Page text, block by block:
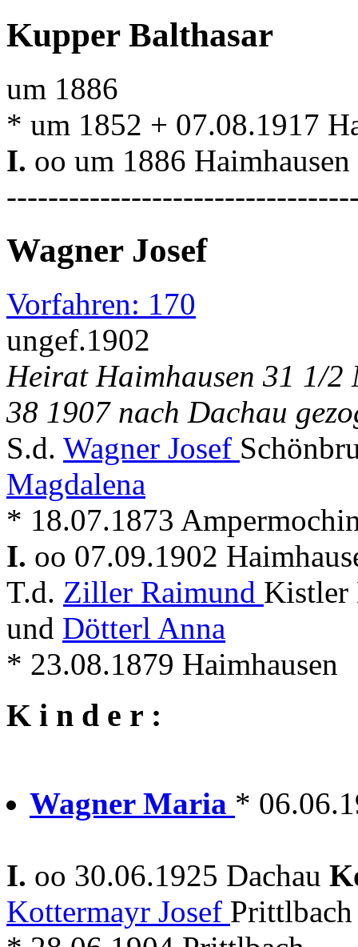
Kupper Balthasar
um 1886
* um 1852 + 07.08.1917
I. oo um 1886 Haimhausen
Wagner Josef
Vorfahren: 170
ungef.1902
Heirat Haimhausen 31 1/2
38 1907 nach Dachau
S.d. Wagner Josef
Magdalena
* 18.07.1873
I. oo 07.09.1902
T.d. Ziller Raimund Kistler
und Dötterl Anna
* 23.08.1879 Haimhausen
K i n d e r :
Wagner Maria *
I. oo 30.06.1925 Dachau
Kottermayr Josef